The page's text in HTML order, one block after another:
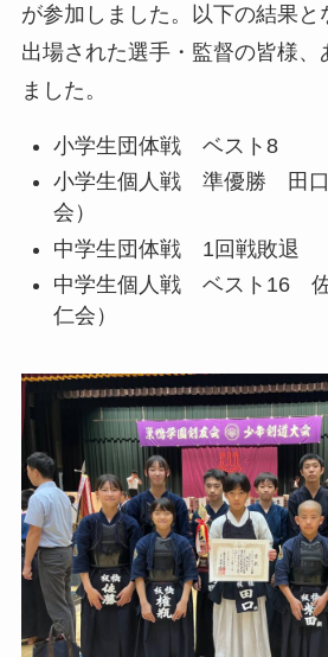
が参加しました。以下の結果と
出場された選手・監督の皆様、
ました。
小学生団体戦 ベスト8
小学生個人戦 準優勝 田口
会）
中学生団体戦 1回戦敗退
中学生個人戦 ベスト16 佐
仁会）